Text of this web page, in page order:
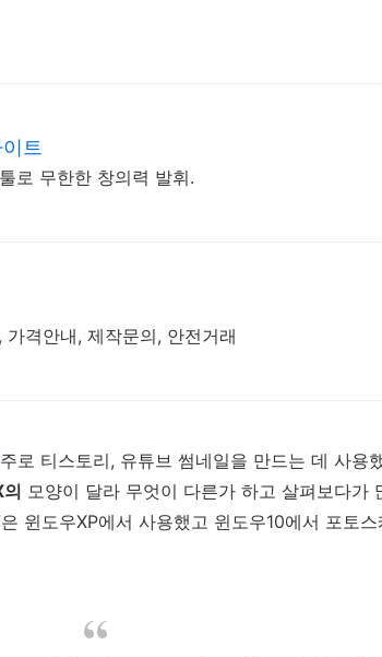
트
로 무한한 창의력 발휘.
격안내, 제작문의, 안전거래
주로 티스토리, 유튜브 썸네일을 만드는 데 사용
모양이 달라 무엇이 다른가 하고 살펴보다가
윈도우XP에서 사용했고 윈도우10에서 포토